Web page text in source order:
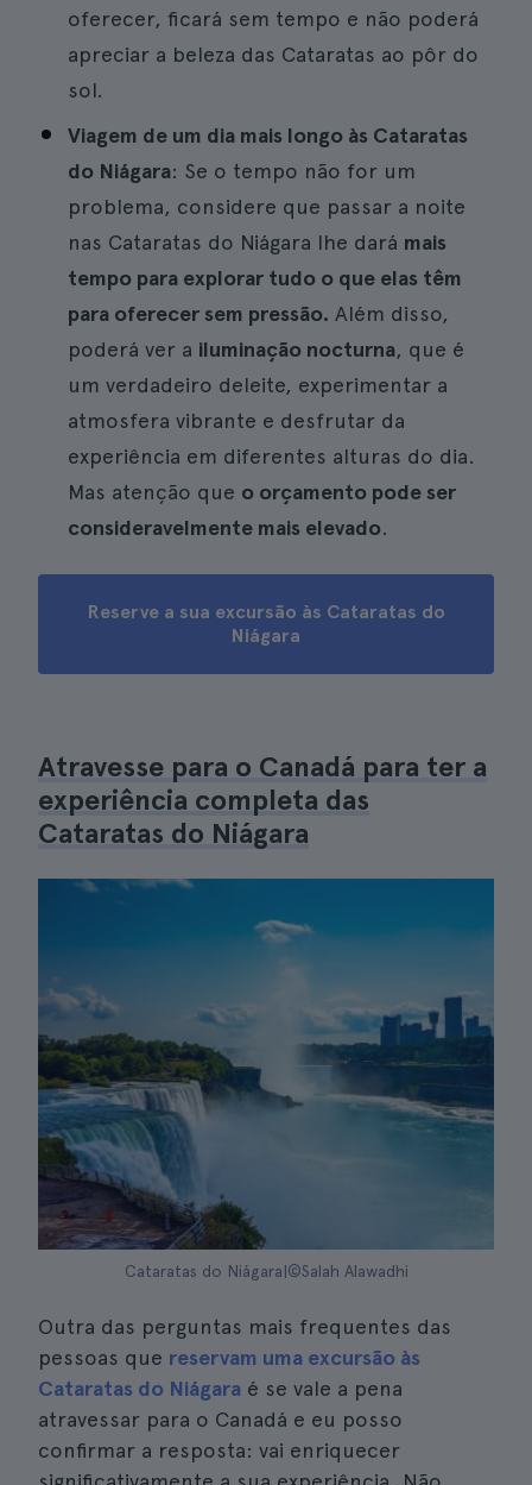
oferecer, ficará sem tempo e não poderá
apreciar a beleza das Cataratas ao pôr do
sol.
Viagem de um dia mais longo às Cataratas
do Niágara: Se o tempo não for um
problema, considere que passar a noite
nas Cataratas do Niágara lhe dará mais
tempo para explorar tudo o que elas têm
para oferecer sem pressão. Além disso,
poderá ver a iluminação nocturna, que é
um verdadeiro deleite, experimentar a
atmosfera vibrante e desfrutar da
experiência em diferentes alturas do dia.
Mas atenção que o orçamento pode ser
consideravelmente mais elevado.
Reserve a sua excursão às Cataratas do
Niágara
Atravesse para o Canadá para ter a
experiência completa das
Cataratas do Niágara
Cataratas do Niágara|©Salah Alawadhi
Outra das perguntas mais frequentes das
pessoas que reservam uma excursão às
Cataratas do Niágara é se vale a pena
atravessar para o Canadá e eu posso
confirmar a resposta: vai enriquecer